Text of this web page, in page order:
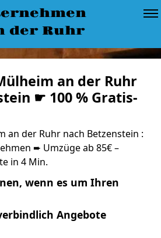
der Ruhr
an der Ruhr
☛ 100 % Gratis-
an der Ruhr nach Betzenstein :
➨ Umzüge ab 85€ –
in 4 Min.
wenn es um Ihren
Angebote